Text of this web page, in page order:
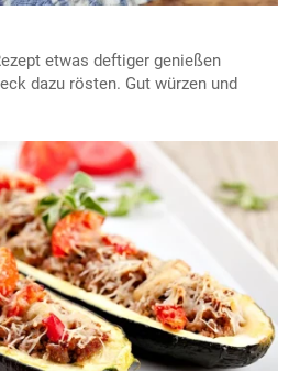
etwas deftiger genießen
dazu rösten. Gut würzen und